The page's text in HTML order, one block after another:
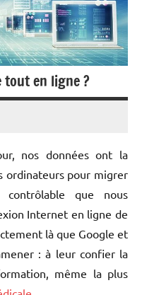
tout en ligne ?
nos données ont la
ordinateurs pour migrer
que nous
Internet en ligne de
là que Google et
: à leur confier la
même la plus